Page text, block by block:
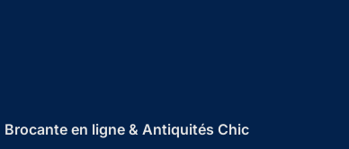
Brocante en ligne & Antiquités Chic